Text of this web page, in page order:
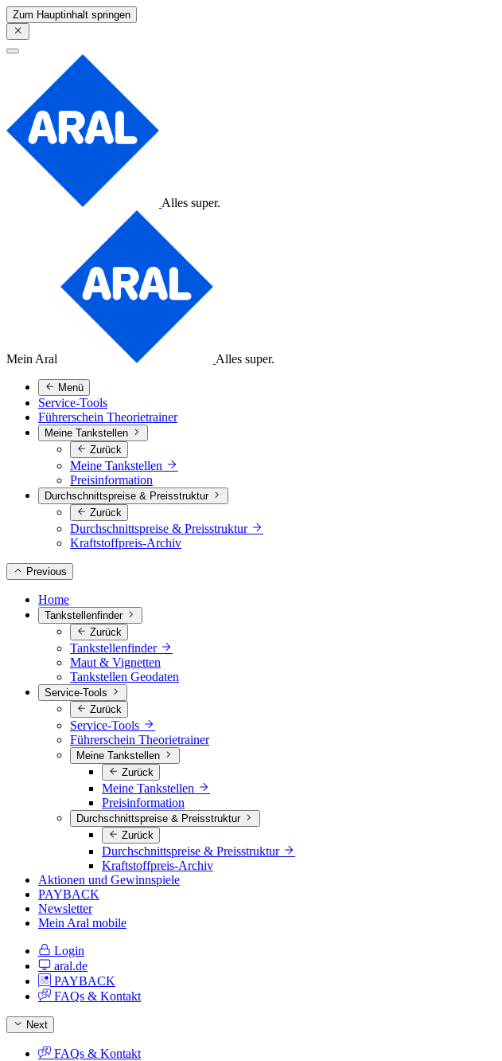
Zum Hauptinhalt springen
Alles super.
Mein Aral Alles super.
Menü
Service-Tools
Führerschein Theorietrainer
Meine Tankstellen
Zurück
Meine Tankstellen
Preisinformation
Durchschnittspreise & Preisstruktur
Zurück
Durchschnittspreise & Preisstruktur
Kraftstoffpreis-Archiv
Previous
Home
Tankstellenfinder
Zurück
Tankstellenfinder
Maut & Vignetten
Tankstellen Geodaten
Service-Tools
Zurück
Service-Tools
Führerschein Theorietrainer
Meine Tankstellen
Zurück
Meine Tankstellen
Preisinformation
Durchschnittspreise & Preisstruktur
Zurück
Durchschnittspreise & Preisstruktur
Kraftstoffpreis-Archiv
Aktionen und Gewinnspiele
PAYBACK
Newsletter
Mein Aral mobile
Login
aral.de
PAYBACK
FAQs & Kontakt
Next
FAQs & Kontakt